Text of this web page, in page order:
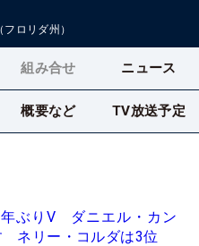
ロリダ州）
組み合せ ニュース
概要など TV放送予定
ぶりV ダニエル・カン
ネリー・コルダは3位